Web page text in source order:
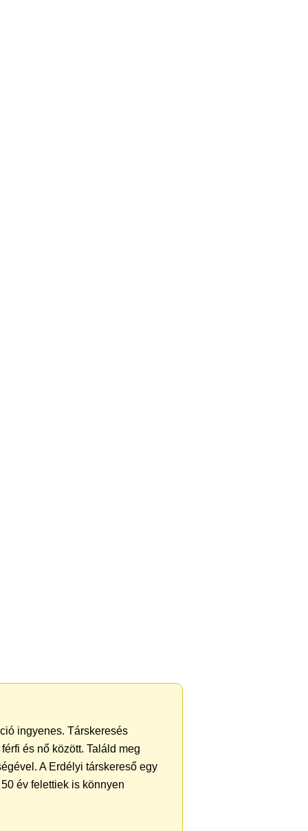
ingyenes. Társkeresés
és nő között. Találd meg
A Erdélyi társkereső egy
év felettiek is könnyen